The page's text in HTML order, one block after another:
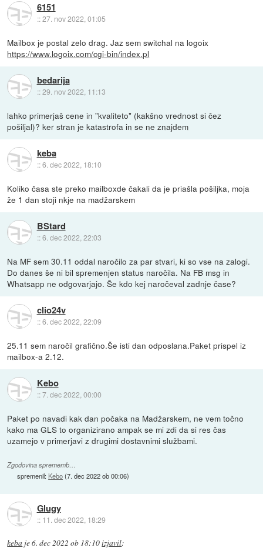
6151
::27. nov 2022, 01:05
Mailbox je postal zelo drag. Jaz sem switchal na logoix
https://www.logoix.com/cgi-bin/index.pl
bedarija
::29. nov 2022, 11:13
lahko primerjaš cene in "kvaliteto" (kakšno vrednost si čez
pošiljal)? ker stran je katastrofa in se ne znajdem
keba
::6. dec 2022, 18:10
Koliko časa ste preko mailboxde čakali da je priašla pošiljka, moja
že 1 dan stoji nkje na madžarskem
BStard
::6. dec 2022, 22:03
Na MF sem 30.11 oddal naročilo za par stvari, ki so vse na zalogi.
Do danes še ni bil spremenjen status naročila. Na FB msg in
Whatsapp ne odgovarjajo. Še kdo kej naročeval zadnje čase?
clio24v
::6. dec 2022, 22:09
25.11 sem naročil grafično.Še isti dan odposlana.Paket prispel iz
mailbox-a 2.12.
Kebo
::7. dec 2022, 00:00
Paket po navadi kak dan počaka na Madžarskem, ne vem točno
kako ma GLS to organizirano ampak se mi zdi da si res čas
uzamejo v primerjavi z drugimi dostavnimi službami.
Zgodovina sprememb…
spremenil: Kebo(7. dec 2022 ob 00:06)
Glugy
:: 11. dec 2022, 18:29
keba je6. dec 2022 ob 18:10izjavil: